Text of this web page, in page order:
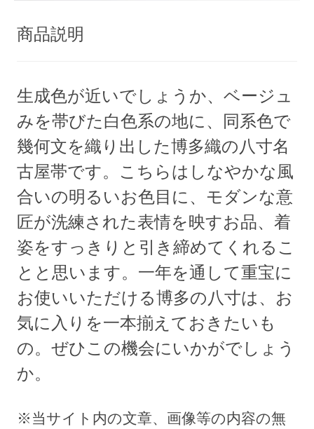
商品説明
生成色が近いでしょうか、ベージュ
みを帯びた白色系の地に、同系色で
幾何文を織り出した博多織の八寸名
古屋帯です。こちらはしなやかな風
合いの明るいお色目に、モダンな意
匠が洗練された表情を映すお品、着
姿をすっきりと引き締めてくれるこ
とと思います。一年を通して重宝に
お使いいただける博多の八寸は、お
気に入りを一本揃えておきたいも
の。ぜひこの機会にいかがでしょう
か。